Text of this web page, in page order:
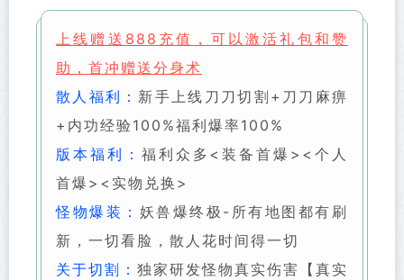
上线赠送888充值，可以激活礼包和赞
助，首冲赠送分身术
散人福利： 新手上线刀刀切割+刀刀麻痹
+内功经验100%福利爆率100%
版本福利： 福利众多<装备首爆><个人
首爆> <实物兑换>
怪物爆装： 妖兽爆终极-所有地图都有刷
新，一切看脸，散人花时间得一切
关于切割： 独家研发怪物真实伤害【真实